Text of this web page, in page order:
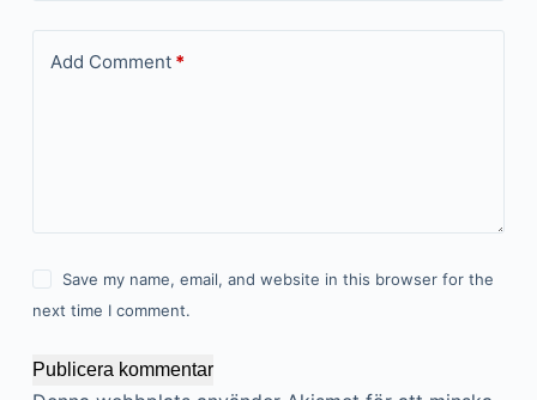
Add Comment*
Save my name, email, and website in this browser for the
next time I comment.
Publicera kommentar